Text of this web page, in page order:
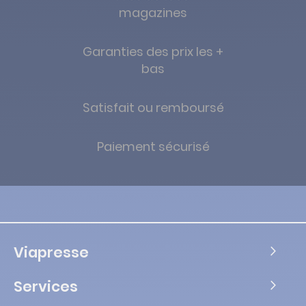
magazines
Garanties des prix les +
bas
Satisfait ou remboursé
Paiement sécurisé
Viapresse
Services